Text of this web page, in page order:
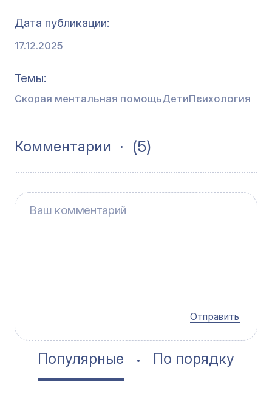
Дата публикации
17.12.2025
Темы
Скорая ментальная помощьДетиПсихология
Комментарии (5)
Отправить
Популярные По порядку